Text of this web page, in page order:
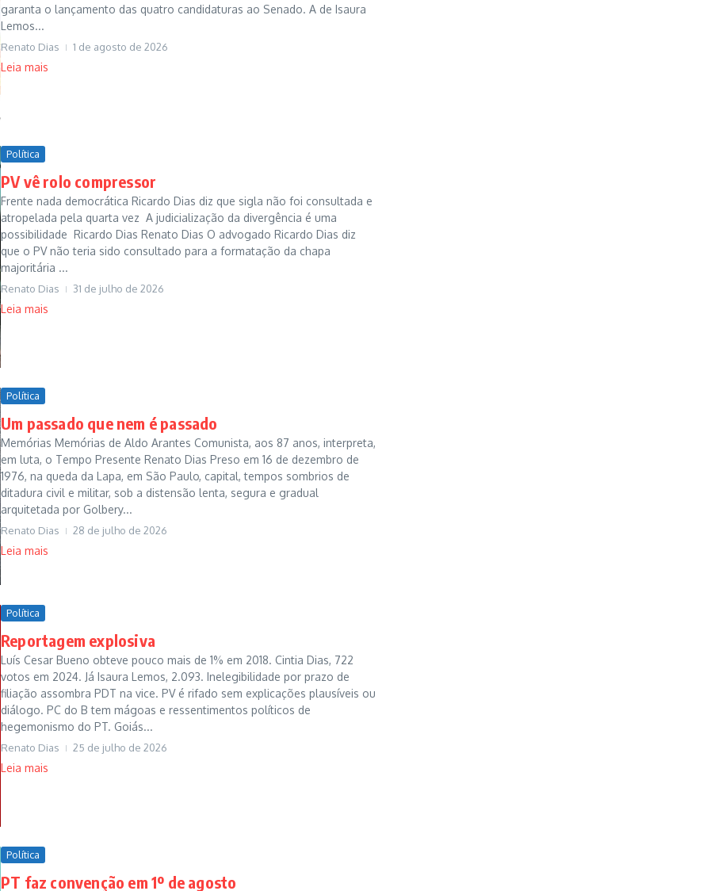
garanta o lançamento das quatro candidaturas ao Senado. A de Isaura
Lemos...
Renato Dias 1 de agosto de 2026
Leia mais
Política
PV vê rolo compressor
Frente nada democrática Ricardo Dias diz que sigla não foi consultada e
atropelada pela quarta vez A judicialização da divergência é uma
possibilidade Ricardo Dias Renato Dias O advogado Ricardo Dias diz
que o PV não teria sido consultado para a formatação da chapa
majoritária ...
Renato Dias 31 de julho de 2026
Leia mais
Política
Um passado que nem é passado
Memórias Memórias de Aldo Arantes Comunista, aos 87 anos, interpreta,
em luta, o Tempo Presente Renato Dias Preso em 16 de dezembro de
1976, na queda da Lapa, em São Paulo, capital, tempos sombrios de
ditadura civil e militar, sob a distensão lenta, segura e gradual
arquitetada por Golbery...
Renato Dias 28 de julho de 2026
Leia mais
Política
Reportagem explosiva
Luís Cesar Bueno obteve pouco mais de 1% em 2018. Cintia Dias, 722
votos em 2024. Já Isaura Lemos, 2.093. Inelegibilidade por prazo de
filiação assombra PDT na vice. PV é rifado sem explicações plausíveis ou
diálogo. PC do B tem mágoas e ressentimentos políticos de
hegemonismo do PT. Goiás...
Renato Dias 25 de julho de 2026
Leia mais
Política
PT faz convenção em 1º de agosto